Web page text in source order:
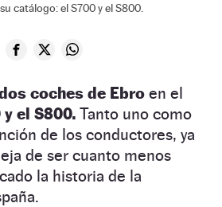
catálogo: el S700 y el S800.
coches de Ebro en el
y el S800. Tanto uno como
de los conductores, ya
de ser cuanto menos
la historia de la